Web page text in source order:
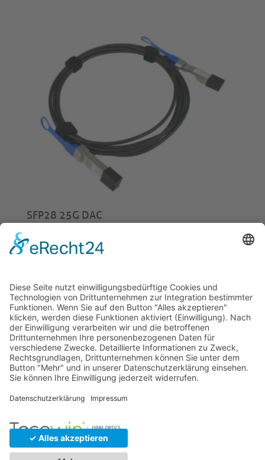
SFP28 25G DAC
ab
© 2026 Tecowin GmbH |Impressum|Datenschutz
| Widerrufsrecht|AGB| Gewährleistung|RMA
U